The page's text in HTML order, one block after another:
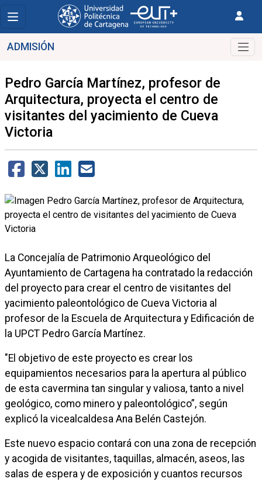
ADMISIÓN
Pedro García Martínez, profesor de
Arquitectura, proyecta el centro de
visitantes del yacimiento de Cueva
Victoria
La Concejalía de Patrimonio Arqueológico del
Ayuntamiento de Cartagena ha contratado la redacción
del proyecto para crear el centro de visitantes del
yacimiento paleontológico de Cueva Victoria al
profesor de la Escuela de Arquitectura y Edificación de
la UPCT Pedro García Martínez.
"El objetivo de este proyecto es crear los
equipamientos necesarios para la apertura al público
de esta cavermina tan singular y valiosa, tanto a nivel
geológico, como minero y paleontológico”, según
explicó la vicealcaldesa Ana Belén Castejón.
Este nuevo espacio contará con una zona de recepción
y acogida de visitantes, taquillas, almacén, aseos, las
salas de espera y de exposición y cuantos recursos